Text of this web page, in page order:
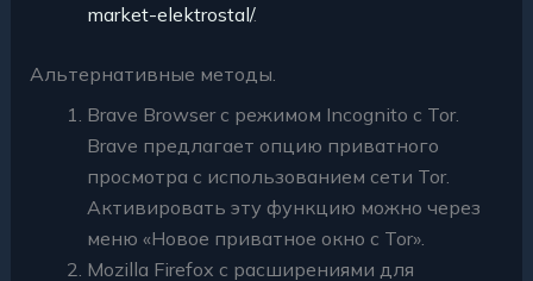
market-elektrostal/.
Альтернативные методы.
Brave Browser с режимом Incognito с Tor.
Brave предлагает опцию приватного
просмотра с использованием сети Tor.
Активировать эту функцию можно через
меню «Новое приватное окно с Tor».
Mozilla Firefox с расширениями для